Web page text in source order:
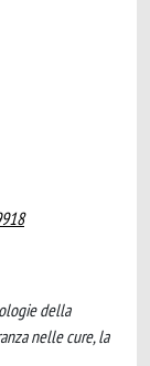
della
nelle cure, la